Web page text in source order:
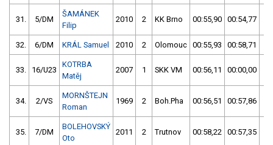
31. 5/DM
ŠAMÁNEK
Filip
2010 2 KK Brno 00:55,90 00:54,77
32. 6/DM KRÁL Samuel 2010 2 Olomouc 00:55,93 00:58,71
33. 16/U23
KOTRBA
Matěj
2007 1 SKK VM 00:56,11 00:00,00
34. 2/VS
MORNŠTEJN
Roman
1969 2 Boh.Pha 00:56,51 00:57,86
35. 7/DM
BOLEHOVSKÝ
Oto
2011 2 Trutnov 00:58,22 00:57,35